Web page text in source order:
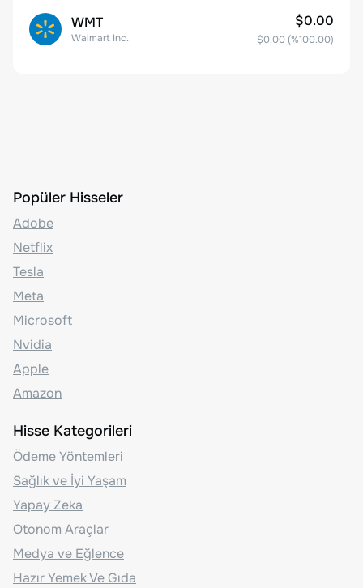
WMT
Walmart Inc.
$0.00
$0.00 (%100.00)
Popüler Hisseler
Adobe
Netflix
Tesla
Meta
Microsoft
Nvidia
Apple
Amazon
Hisse Kategorileri
Ödeme Yöntemleri
Sağlık ve İyi Yaşam
Yapay Zeka
Otonom Araçlar
Medya ve Eğlence
Hazır Yemek Ve Gıda